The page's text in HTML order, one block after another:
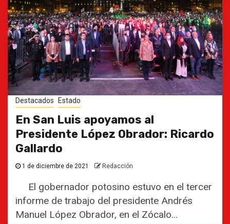
Destacados Estado
En San Luis apoyamos al
Presidente López Obrador: Ricardo
Gallardo
1 de diciembre de 2021 Redacción
El gobernador potosino estuvo en el tercer
informe de trabajo del presidente Andrés
Manuel López Obrador, en el Zócalo...